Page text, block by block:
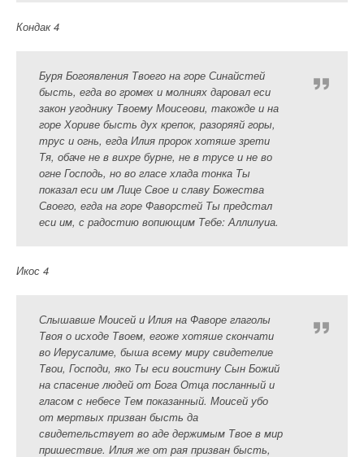
Кондак 4
Буря Богоявления Твоего на горе Синайстей
бысть, егда во громех и молниях даровал еси
закон угоднику Твоему Моисеови, такожде и на
горе Хориве бысть дух крепок, разоряяй горы,
трус и огнь, егда Илия пророк хотяше зрети
Тя, обаче не в вихре бурне, не в трусе и не во
огне Господь, но во гласе хлада тонка Ты
показал еси им Лице Свое и славу Божества
Своего, егда на горе Фаворстей Ты предстал
еси им, с радостию вопиющим Тебе: Аллилуиа.
Икос 4
Слышавше Моисей и Илия на Фаворе глаголы
Твоя о исходе Твоем, егоже хотяше скончати
во Иерусалиме, быша всему миру свидетелие
Твои, Господи, яко Ты еси воистину Сын Божий
на спасение людей от Бога Отца посланный и
гласом с небесе Тем показанный. Моисей убо
от мертвых призван бысть да
свидетельствует во аде держимым Твое в мир
пришествие. Илия же от рая призван бысть,